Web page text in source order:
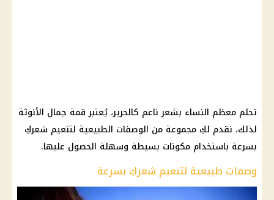
تحلم معظم النساء بشعر ناعم كالحرير، يُعتبر قمة جمال الأنوثة
لذلك، نقدم لكِ مجموعة من الوصفات الطبيعية لتنعيم شعركِ
بسرعة باستخدام مكونات بسيطة وسهلة الحصول عليها.
وصفات طبيعية لتنعيم شعركِ بسرعة